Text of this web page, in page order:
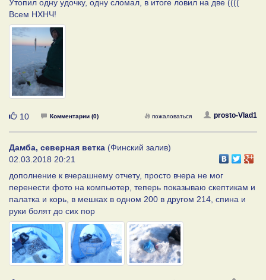
Утопил одну удочку, одну сломал, в итоге ловил на две ((((
Всем НХНЧ!
Нравится
10 Комментарии (0) prosto-Vlad1
пожаловаться
Дамба, северная ветка (Финский залив)
02.03.2018 20:21
дополнение к вчерашнему отчету, просто вчера не мог
перенести фото на компьютер, теперь показываю скептикам и
палатка и корь, в мешках в одном 200 в другом 214, спина и
руки болят до сих пор